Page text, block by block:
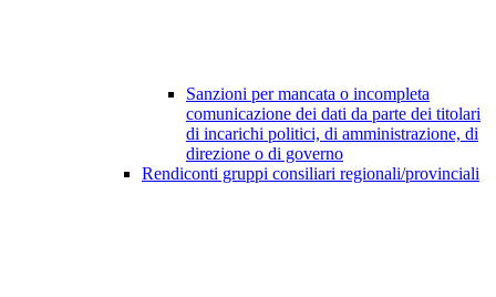
Sanzioni per mancata o incompleta
comunicazione dei dati da parte dei titolari
di incarichi politici, di amministrazione, di
direzione o di governo
Rendiconti gruppi consiliari regionali/provinciali